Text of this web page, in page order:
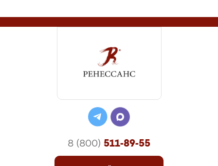
8 (800) 511-89-55